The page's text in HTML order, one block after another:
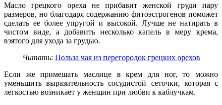
Масло грецкого ореха не прибавит женской груди пару
размеров, но благодаря содержанию фитоэстрогенов поможет
сделать ее более упругой и высокой. Лучше не натирать в
чистом виде, а добавить несколько капель в меру крема,
взятого для ухода за грудью.
Читать: Польза чая из перегородок грецких орехов
Если же примешать маслице в крем для ног, то можно
уменьшить выразительность сосудистой сеточки, которая с
легкостью возникает у женщин при любви к каблучкам.